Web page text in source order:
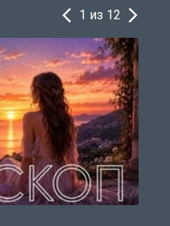
1 из 12